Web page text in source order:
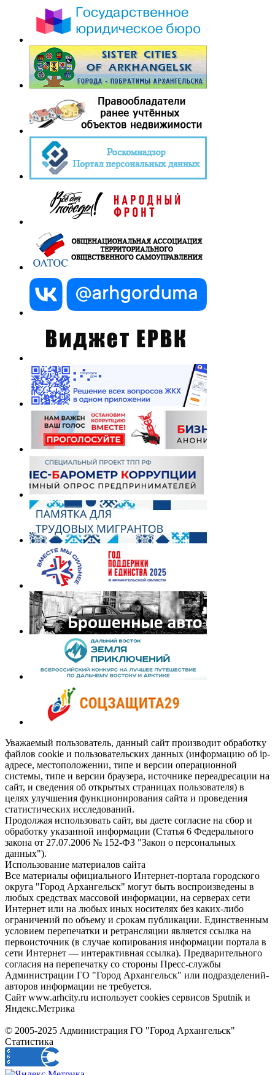
Уважаемый пользователь, данный сайт производит обработку
файлов cookie и пользовательских данных (информацию об ip-
адресе, местоположении, типе и версии операционной
системы, типе и версии браузера, источнике переадресации на
сайт, и сведения об открытых страницах пользователя) в
целях улучшения функционирования сайта и проведения
статистических исследований.
Продолжая использовать сайт, вы даете согласие на сбор и
обработку указанной информации (Статья 6 Федерального
закона от 27.07.2006 № 152-ФЗ "Закон о персональных
данных").
Использование материалов сайта
Все материалы официального Интернет-портала городского
округа "Город Архангельск" могут быть воспроизведены в
любых средствах массовой информации, на серверах сети
Интернет или на любых иных носителях без каких-либо
ограничений по объему и срокам публикации. Единственным
условием перепечатки и ретрансляции является ссылка на
первоисточник (в случае копирования информации портала в
сети Интернет — интерактивная ссылка). Предварительного
согласия на перепечатку со стороны Пресс-службы
Администрации ГО "Город Архангельск" или подразделений-
авторов информации не требуется.
Сайт www.arhcity.ru использует cookies сервисов Sputnik и
Яндекс.Метрика
© 2005-2025 Администрация ГО "Город Архангельск"
Статистика